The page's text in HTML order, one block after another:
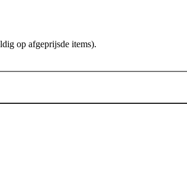
op afgeprijsde items).